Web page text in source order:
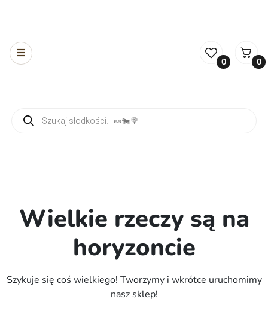
0 0
Wielkie rzeczy są na
horyzoncie
Szykuje się coś wielkiego! Tworzymy i wkrótce uruchomimy
nasz sklep!